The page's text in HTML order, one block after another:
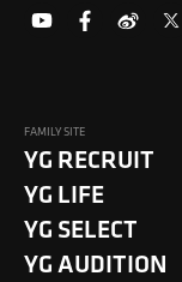
FAMILY SITE
YG RECRUIT
YG LIFE
YG SELECT
YG AUDITION